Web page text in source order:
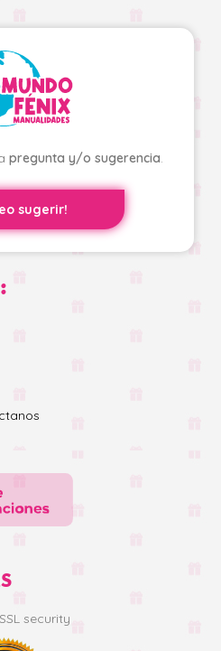
pregunta y/o sugerencia.
sugerir!
security